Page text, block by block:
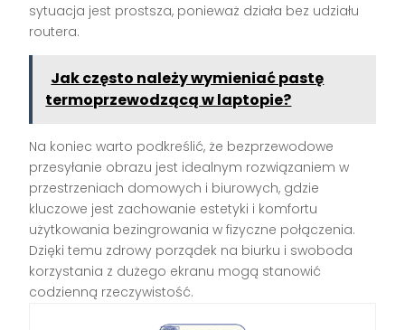
sytuacja jest prostsza, ponieważ działa bez udziału
routera.
Jak często należy wymieniać pastę
termoprzewodzącą w laptopie?
Na koniec warto podkreślić, że bezprzewodowe
przesyłanie obrazu jest idealnym rozwiązaniem w
przestrzeniach domowych i biurowych, gdzie
kluczowe jest zachowanie estetyki i komfortu
użytkowania bezingrowania w fizyczne połączenia.
Dzięki temu zdrowy porządek na biurku i swoboda
korzystania z dużego ekranu mogą stanowić
codzienną rzeczywistość.